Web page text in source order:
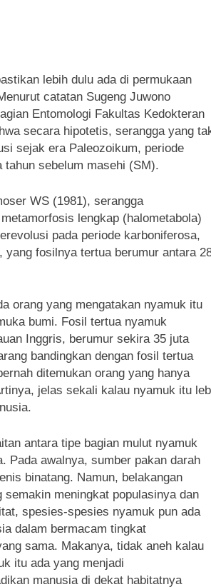
lebih dulu ada di permukaan
catatan Sugeng Juwono
Entomologi Fakultas Kedokteran
secara hipotetis, serangga yang
sejak era Paleozoikum, periode
tahun sebelum masehi (SM).
WS (1981), serangga
lengkap (halometabola)
pada periode karboniferosa,
yang fosilnya tertua berumur antara
orang yang mengatakan nyamuk itu
bumi. Fosil tertua nyamuk
Inggris, berumur sekira 35 juta
bandingkan dengan fosil tertua
ditemukan orang yang hanya
jelas sekali kalau nyamuk itu
antara tipe bagian mulut nyamuk
Pada awalnya, sumber pakan darah
binatang. Namun, belakangan
meningkat populasinya dan
spesies-spesies nyamuk pun ada
dalam bermacam tingkat
sama. Makanya, tidak aneh kalau
itu ada yang menjadi
manusia di dekat habitatnya